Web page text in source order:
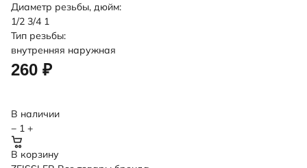
Диаметр резьбы, дюйм:
1/2 3/4 1
Тип резьбы:
внутренняя наружная
260 ₽
В наличии
− 1 +
В корзину